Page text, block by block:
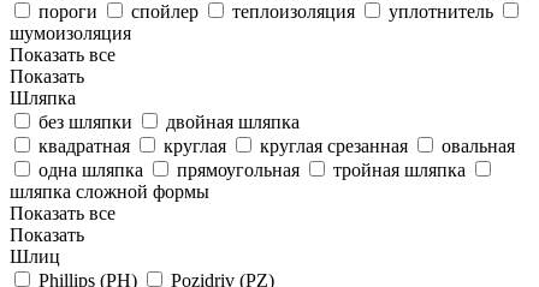
пороги
спойлер теплоизоляция
уплотнитель
шумоизоляция
Показать все
Показать
Шляпка
без шляпки
двойная шляпка
квадратная
круглая круглая срезанная
овальная
одна шляпка
прямоугольная
тройная шляпка
шляпка сложной формы
Показать все
Показать
Шлиц
Phillips (PH)
Pozidriv (PZ)